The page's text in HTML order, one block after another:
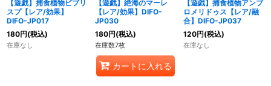
【遊戯】捕食植物ビブリ
スプ【レア/効果】
DIFO-JP017
180円(税込)
在庫なし
【遊戯】絶海のマーレ
【レア/効果】DIFO-
JP030
180円(税込)
在庫数7枚
カートに入れる
【遊戯】捕食植物アンブ
ロメリドゥス【レア/融
合】DIFO-JP037
120円(税込)
在庫なし